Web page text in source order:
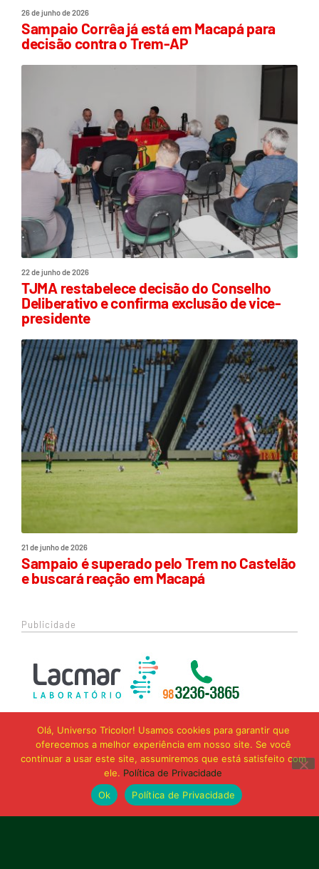
26 de junho de 2026
Sampaio Corrêa já está em Macapá para
decisão contra o Trem-AP
22 de junho de 2026
TJMA restabelece decisão do Conselho
Deliberativo e confirma exclusão de vice-
presidente
21 de junho de 2026
Sampaio é superado pelo Trem no Castelão
e buscará reação em Macapá
Publicidade
Olá, Universo Tricolor! Usamos cookies para garantir que
oferecemos a melhor experiência em nosso site. Se você
continuar a usar este site, assumiremos que está satisfeito com
ele. Política de Privacidade
Ok
Política de Privacidade